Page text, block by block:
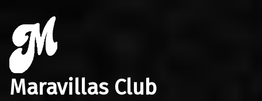
Maravillas Club